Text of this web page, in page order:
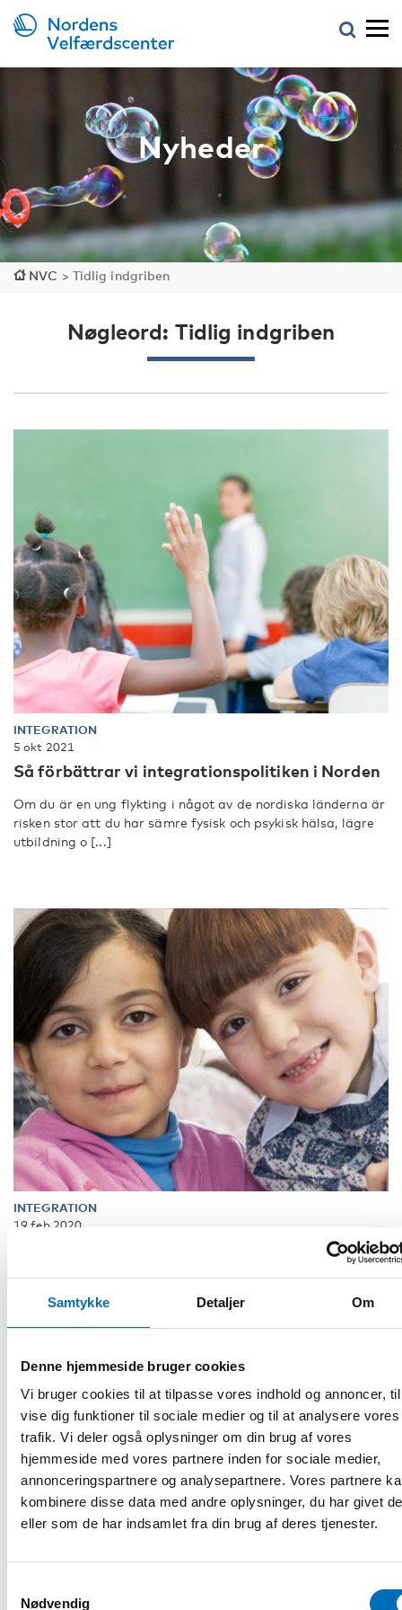
Samtykke Detaljer Om
Denne hjemmeside bruger cookies
Vi bruger cookies til at tilpasse vores indhold og annoncer,
vise dig funktioner til sociale medier og til at analysere vores
trafik. Vi deler også oplysninger om din brug af vores
hjemmeside med vores partnere inden for sociale medier,
annonceringspartnere og analysepartnere. Vores partnere
kombinere disse data med andre oplysninger, du har givet
eller som de har indsamlet fra din brug af deres tjenester.
Nødvendig
Nyheder
NVC > Tidlig indgriben
Nøgleord: Tidlig indgriben
INTEGRATION
5 okt 2021
Så förbättrar vi integrationspolitiken i Norden
Om du är en ung flykting i något av de nordiska länderna är
risken stor att du har sämre fysisk och psykisk hälsa, lägre
utbildning o [...]
INTEGRATION
19 feb 2020
När evidens saknas – att kunna bedöma
Det råder bred enighet om att tidiga insatser kring barn